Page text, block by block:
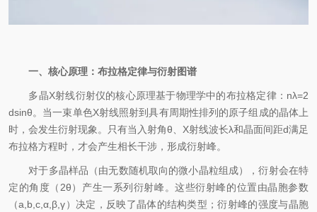
一、核心原理：布拉格定律与衍射图谱
多晶X射线衍射仪的核心原理基于物理学中的布拉格定律：nλ=2
dsinθ。当一束单色X射线照射到具有周期性排列的原子组成的晶体上
时，会发生衍射现象。只有当入射角θ、X射线波长λ和晶面间距d满足
布拉格方程时，才会产生相长干涉，形成衍射峰。
对于多晶样品（由无数随机取向的微小晶粒组成），衍射会在特
定的角度（2θ）产生一系列衍射峰。这些衍射峰的位置由晶胞参数
（a,b,c,α,β,γ）决定，反映了晶体的结构类型；衍射峰的强度与晶胞